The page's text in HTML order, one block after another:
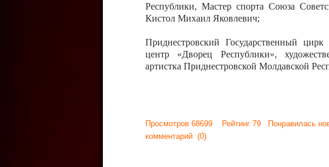
Республики, Мастер спорта Союза
Кистол Михаил Яковлевич;
Приднестровский Государственный
центр «Дворец Республики»,
артистка Приднестровской Молдавской
Просмотров 68699 Рейтинг 79 Понравилась
комментарий (0)